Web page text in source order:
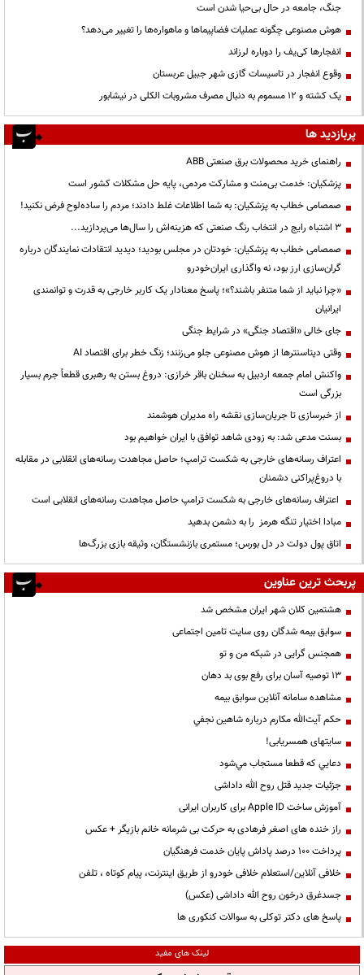
جنگ، جامعه در حال بی‌حیا شدن است
هوش مصنوعی چگونه عملیات فضاپیماها و ماهواره‌ها را تغییر می‌دهد؟
انفجارها کی‌یف را دوباره لرزاند
وقوع انفجار در تاسیسات گازی شهر جبیل عربستان
یک کشته و ۱۲ مسموم به دنبال مصرف مشروبات الکلی در نیشابور
پربازدید ها
راهنمای خرید محصولات برق صنعتی ABB
پزشکیان: خدمت بی‌منت و مشارکت مردمی، پایه حل مشکلات کشور است
صمصامی خطاب به پزشکیان: به شما اطلاعات غلط دادند؛ مردم را ساده‌لوح فرض نکنید!
3 اشتباه رایج در انتخاب رنگ صنعتی که هزینه‌اش را سال‌ها می‌پردازید...
صمصامی خطاب به پزشکیان: خودتان در مجلس بودید؛ دیدید انتقادات نمایندگان درباره
گران‌سازی ارز بود، نه واگذاری ایران‌خودرو
«چرا نباید از شما متنفر باشند؟»؛ پاسخ معنادار یک کاربر خارجی به قدرت و توانمندی
ایرانیان
جای خالی «اقتصاد جنگی» در شرایط جنگی
وقتی دیتاسنترها از هوش مصنوعی جلو می‌زنند؛ زنگ خطر برای اقتصاد AI
واکنش امام جمعه اردبیل به سخنان باقر خرازی: دروغ بستن به رهبری قطعاً جرم بسیار
بزرگی است
از خبرسازی تا جریان‌سازی نقشه راه مدیران هوشمند
بسنت مدعی شد: به زودی شاهد توافق با ایران خواهیم بود
اعتراف رسانه‌های خارجی به شکست ترامپ؛ حاصل مجاهدت رسانه‌های انقلابی در مقابله
با دروغ‌پراکنی دشمنان
اعتراف رسانه‌های خارجی به شکست ترامپ حاصل مجاهدت رسانه‌های انقلابی است
مبادا اختیار تنگه هرمز را به دشمن بدهید
اتاق پول دولت در دل بورس؛ مستمری بازنشستگان، وثیقه بازی بزرگ‌ها
پربحث ترین عناوین
هشتمین کلان شهر ایران مشخص شد
سوابق بیمه شدگان روی سایت تامین اجتماعی
همجنس گرایی در شبکه من و تو
13 توصیه آسان برای رفع بوی بد دهان
مشاهده سامانه آنلاين سوابق بیمه
حكم آيت‌الله مكارم درباره شاهين نجفي
سایتهای همسریابی!
دعايي كه قطعا مستجاب مي‌شود
جزئیات جدید قتل روح الله داداشی
آموزش ساخت Apple ID برای کاربران ایرانی
راز خنده های اصغر فرهادی به حرکت بی شرمانه خانم بازیگر + عکس
پرداخت ۱۰۰ درصد پاداش پایان خدمت فرهنگیان
خلافی آنلاین/استعلام خلافی خودرو از طریق اینترنت، پیام کوتاه ، تلفن
جسدغرق درخون روح الله داداشی (عکس)
پاسخ های دکتر توکلی به سوالات کنکوری ها
لینک های مفید